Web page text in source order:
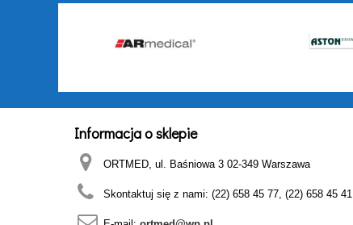
Informacja o sklepie
ORTMED, ul. Baśniowa 3 02-349 Warszawa
Skontaktuj się z nami: (22) 658 45 77, (22) 658 45 41